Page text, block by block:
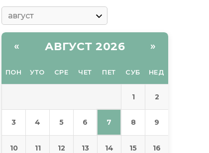
« АВГУСТ 2026 »
ПОН УТО СРЕ ЧЕТ ПЕТ СУБ НЕД
1 2
3 4 5 6 7 8 9
10 11 12 13 14 15 16